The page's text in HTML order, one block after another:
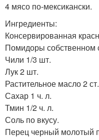
4 мясо по-мексикански.
Ингредиенты:
Консервированная
Помидоры собственном
Чили 1/3 шт.
Лук 2 шт.
Растительное масло 2
Сахар 1 ч. л.
Тмин 1/2 ч. л.
Соль по вкусу.
Перец черный молотый